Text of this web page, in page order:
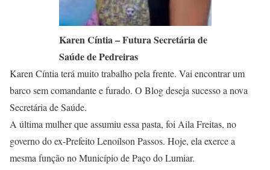
Karen Cíntia – Futura Secretária de
Saúde de Pedreiras
Karen Cíntia terá muito trabalho pela frente. Vai encontrar um
barco sem comandante e furado. O Blog deseja sucesso a nova
Secretária de Saúde.
A última mulher que assumiu essa pasta, foi Aila Freitas, no
governo do ex-Prefeito Lenoílson Passos. Hoje, ela exerce a
mesma função no Município de Paço do Lumiar.